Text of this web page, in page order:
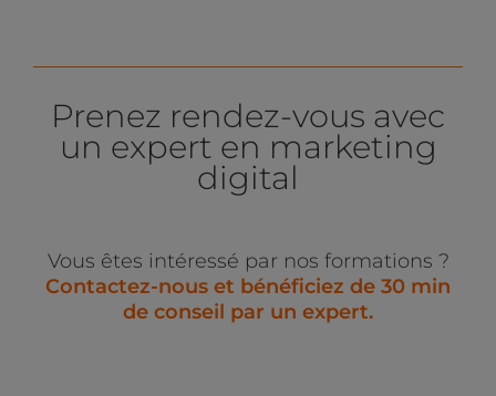
Prenez rendez-vous avec
un expert en marketing
digital
Vous êtes intéressé par nos formations ?
Contactez-nous et bénéficiez de 30 min
de conseil par un expert.